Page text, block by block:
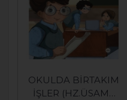
OKULDA BİRTAKIM
İŞLER (HZ.ÜSAME